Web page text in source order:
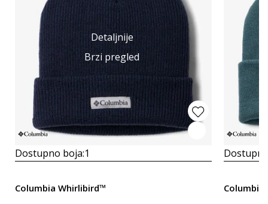
Detaljnije
Brzi pregled
Dostupno boja:1
Columbia Whirlibird™